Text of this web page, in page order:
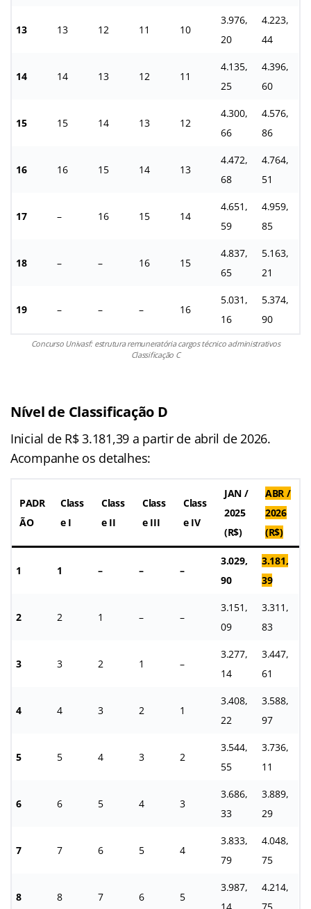
13 13 12 11 10
3.976,
20
4.223,
44
14 14 13 12 11
4.135,
25
4.396,
60
15 15 14 13 12
4.300,
66
4.576,
86
16 16 15 14 13
4.472,
68
4.764,
51
17 – 16 15 14
4.651,
59
4.959,
85
18 – – 16 15
4.837,
65
5.163,
21
19 – – – 16
5.031,
16
5.374,
90
Concurso Univasf: estrutura remuneratória cargos técnico administrativos
Classificação C
Nível de Classificação D
Inicial de R$ 3.181,39 a partir de abril de 2026.
Acompanhe os detalhes:
PADR
ÃO
Class
e I
Class
e II
Class
e III
Class
e IV
JAN /
2025
(R$)
ABR /
2026
(R$)
1 1 – – –
3.029,
90
3.181,
39
2 2 1 – –
3.151,
09
3.311,
83
3 3 2 1 –
3.277,
14
3.447,
61
4 4 3 2 1
3.408,
22
3.588,
97
5 5 4 3 2
3.544,
55
3.736,
11
6 6 5 4 3
3.686,
33
3.889,
29
7 7 6 5 4
3.833,
79
4.048,
75
8 8 7 6 5
3.987,
14
4.214,
75